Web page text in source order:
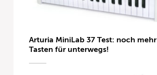
Arturia MiniLab 37 Test: noch mehr
Tasten für unterwegs!